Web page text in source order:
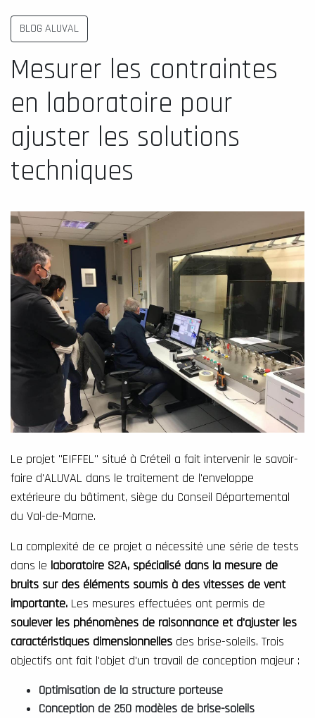
BLOG ALUVAL
Mesurer les contraintes
en laboratoire pour
ajuster les solutions
techniques
Le projet "EIFFEL" situé à Créteil a fait intervenir le savoir-
faire d'ALUVAL dans le traitement de l'enveloppe
extérieure du bâtiment, siège du Conseil Départemental
du Val-de-Marne.
La complexité de ce projet a nécessité une série de tests
dans le laboratoire S2A, spécialisé dans la mesure de
bruits sur des éléments soumis à des vitesses de vent
importante. Les mesures effectuées ont permis de
soulever les phénomènes de raisonnance et d'ajuster les
caractéristiques dimensionnelles des brise-soleils. Trois
objectifs ont fait l'objet d'un travail de conception majeur :
Optimisation de la structure porteuse
Conception de 250 modèles de brise-soleils